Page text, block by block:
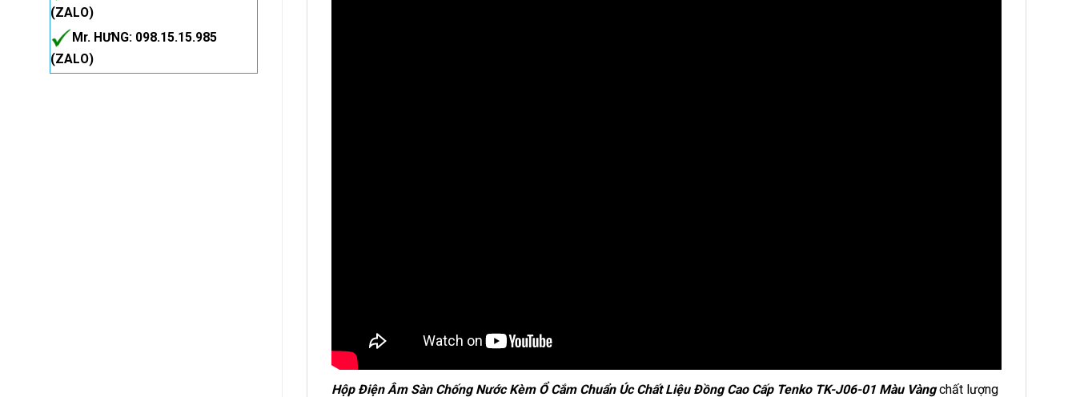
(ZALO)
Mr. HƯNG: 098.15.15.985
(ZALO)
Hộp Điện Âm Sàn Chống Nước Kèm Ổ Cắm Chuẩn Úc Chất Liệu Đồng Cao Cấp Tenko TK-J06-01 Màu Vàng chất lượng